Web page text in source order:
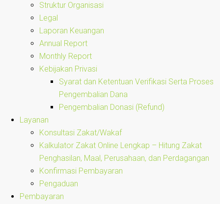
Struktur Organisasi
Legal
Laporan Keuangan
Annual Report
Monthly Report
Kebijakan Privasi
Syarat dan Ketentuan Verifikasi Serta Proses
Pengembalian Dana
Pengembalian Donasi (Refund)
Layanan
Konsultasi Zakat/Wakaf
Kalkulator Zakat Online Lengkap – Hitung Zakat
Penghasilan, Maal, Perusahaan, dan Perdagangan
Konfirmasi Pembayaran
Pengaduan
Pembayaran